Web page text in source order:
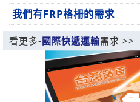
我們有FRP格柵的需求
看更多-國際快遞運輸需求 >>